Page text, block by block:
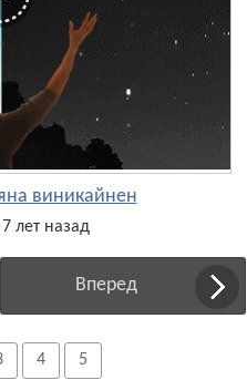
виникайнен
лет назад
Вперед
4 5